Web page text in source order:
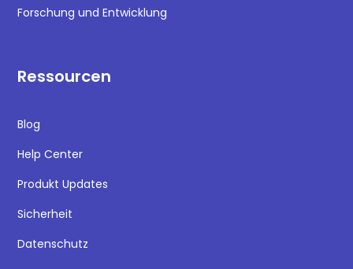
Forschung und Entwicklung
Ressourcen
Blog
Help Center
Produkt Updates
Sicherheit
Datenschutz